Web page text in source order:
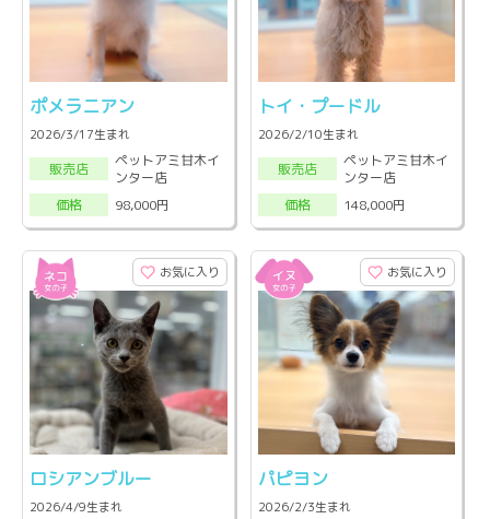
ポメラニアン
2026/3/17生まれ
販売店
ペットアミ甘木イ
ンター店
価格
98,000円
トイ・プードル
2026/2/10生まれ
販売店
ペットアミ甘木イ
ンター店
価格
148,000円
お気に入り
ロシアンブルー
2026/4/9生まれ
お気に入り
パピヨン
2026/2/3生まれ